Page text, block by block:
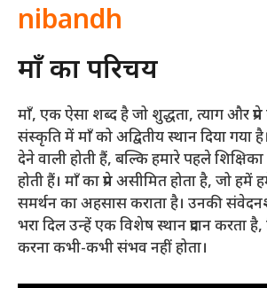
nibandh
माँ का परिचय
माँ, एक ऐसा शब्द है जो शुद्धता, त्याग और प्रेम
संस्कृति में माँ को अद्वितीय स्थान दिया
देने वाली होती हैं, बल्कि हमारे पहले
होती हैं। माँ का प्रेम असीमित होता है, जो हमें
समर्थन का अहसास कराता है। उनकी
भरा दिल उन्हें एक विशेष स्थान प्रदान करता
करना कभी-कभी संभव नहीं होता।